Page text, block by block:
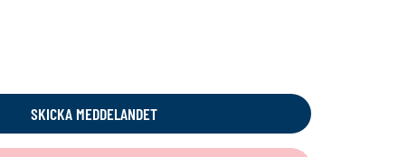
SKICKA MEDDELANDET